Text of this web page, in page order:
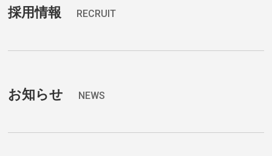
採用情報 RECRUIT
お知らせ NEWS